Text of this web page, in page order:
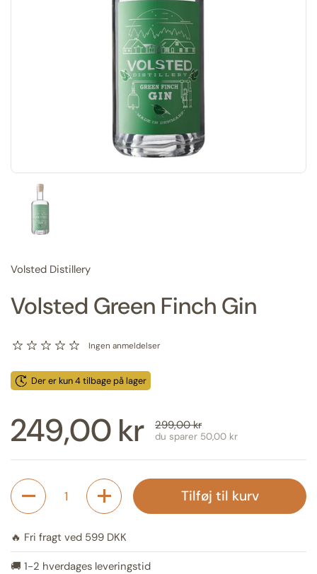
Vis slide 1
Volsted Distillery
Volsted Green Finch Gin
Ingen anmeldelser
Der er kun 4 tilbage på lager
Udsalgspris:
249,00 kr Normal pris:
299,00 kr
du sparer 50,00 kr
Antal
Tilføj til kurv
🔥 Fri fragt ved 599 DKK
🚚 1-2 hverdages leveringstid